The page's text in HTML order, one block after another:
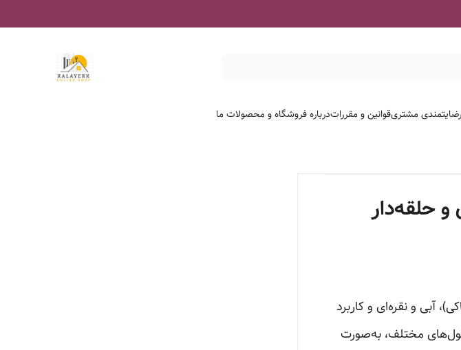
رضایتمندی مشتریقوانین و مقرراتدرباره فروشگاه و محصولات ما
حلقه‌دار
آبی و نقره‌ای و کاربرد
مختلف، به‌صورت